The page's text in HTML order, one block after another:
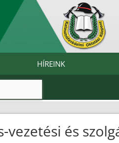
HÍREINK
vezetési és